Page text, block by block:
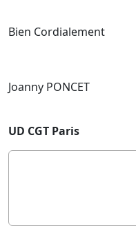
Bien Cordialement
Joanny PONCET
UD CGT Paris